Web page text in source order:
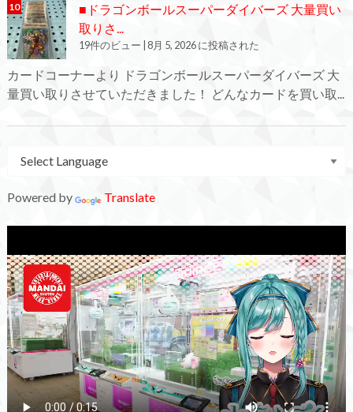
■ドラゴンボールスーパーダイバーズ 大量買い
取りさ...
19件のビュー 8月 5, 2026 に投稿された
カードコーナーより ドラゴンボールスーパーダイバーズ 大
量買い取りさせていただきました！ どんなカードを買い取...
Powered by Translate